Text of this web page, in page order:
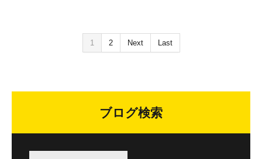
1 2 Next Last
ブログ検索